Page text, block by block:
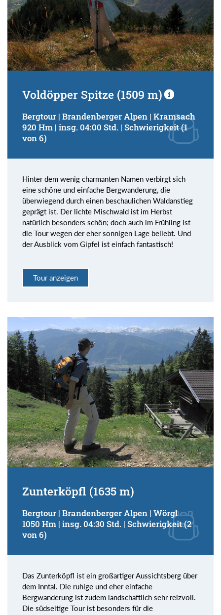
Voldöpper Spitze (1509 m)
Bergtour | Brandenberger Alpen | Kramsach
920 Hm | insg. 04:00 Std. | Schwierigkeit (1
von 6)
Hinter dem wenig charmanten Namen verbirgt sich
eine schöne und einfache Bergwanderung, die
überwiegend durch einen beschaulichen Waldanstieg
geprägt ist. Der lichte Mischwald ist im Herbst
natürlich besonders schön; doch auch im Frühling ist
die Tour wegen der eher sonnigen Lage beliebt. Und
der Ausblick vom Gipfel ist einfach fantastisch!
Tour anzeigen
Zunterköpfl (1635 m)
Bergtour | Brandenberger Alpen | Wörgl
1050 Hm | insg. 04:30 Std. | Schwierigkeit (2
von 6)
Das Zunterköpfl ist ein großartiger Aussichtsberg über
dem Inntal. Die ruhige und eher einfache
Bergwanderung ist zudem landschaftlich sehr reizvoll.
Die südseitige Tour ist besonders für die